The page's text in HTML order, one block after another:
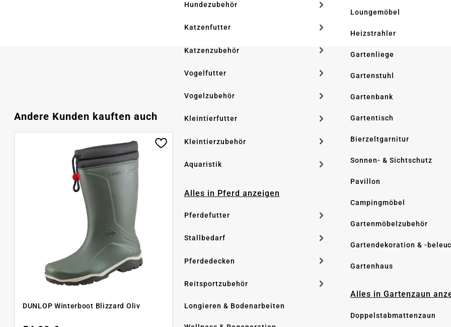
Hundezubehör
Katzenfutter
Katzenzubehör
Vogelfutter
Vogelzubehör
Kleintierfutter
Kleintierzubehör
Aquaristik
Alles in Pferd anzeigen
Pferdefutter
Stallbedarf
Pferdedecken
Reitsportzubehör
Longieren & Bodenarbeiten
Loungemöbel
Heizstrahler
Gartenliege
Gartenstuhl
Gartenbank
Gartentisch
Bierzeltgarnitur
Sonnen- & Sichtschutz
Pavillon
Campingmöbel
Gartenmöbelzubehör
Gartendekoration & -
Gartenhaus
Alles in Gartenzaun
Doppelstabmattenzaun
Produktgalerie überspringen
Andere Kunden kauften auch
DUNLOP Winterboot Blizzard Oliv